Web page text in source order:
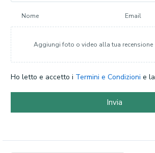
Nome Email
Aggiungi foto o video alla tua recensione
Ho letto e accetto i Termini e Condizioni e la
Invia